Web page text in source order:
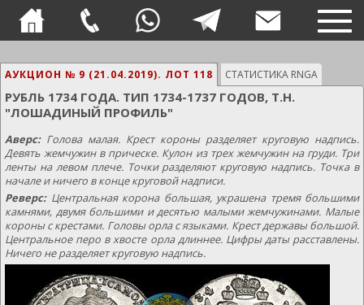
АУКЦИОН № 9 (21.04.2019). ЛОТ 118 СТАТИСТИКА RNGA
РУБЛЬ 1734 ГОДА. ТИП 1734-1737 ГОДОВ, Т.Н.
"ЛОШАДИНЫЙ ПРОФИЛЬ"
Аверс:Голова малая. Крест короны разделяет круговую надпись.
Девять жемчужин в прическе. Кулон из трех жемчужин на груди. Три
ленты на левом плече. Точки разделяют круговую надпись. Точка в
начале и ничего в конце круговой надписи.
Реверс:Центральная корона большая, украшена тремя большими
камнями, двумя большими и десятью малыми жемчужинами. Малые
короны с крестами. Головы орла с языками. Крест державы большой.
Центральное перо в хвосте орла длиннее. Цифры даты расставлены.
Ничего не разделяет круговую надпись.